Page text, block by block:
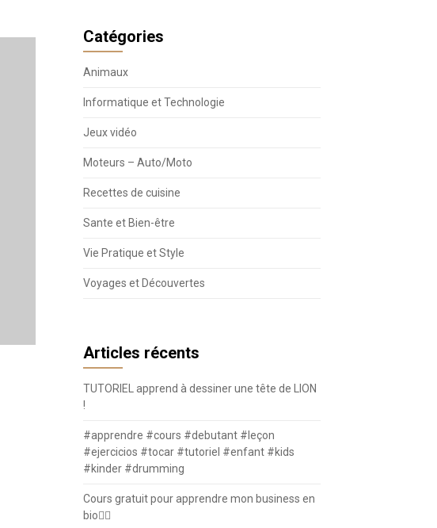
Catégories
Animaux
Informatique et Technologie
Jeux vidéo
Moteurs – Auto/Moto
Recettes de cuisine
Sante et Bien-être
Vie Pratique et Style
Voyages et Découvertes
Articles récents
TUTORIEL apprend à dessiner une tête de LION
!
#apprendre #cours #debutant #leçon
#ejercicios #tocar #tutoriel #enfant #kids
#kinder #drumming
Cours gratuit pour apprendre mon business en
bio⛓️‍💥